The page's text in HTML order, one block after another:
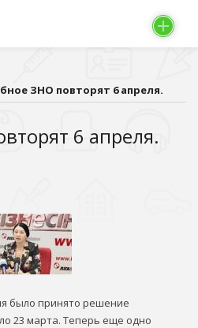
ЗНО повторят 6 апреля.
6 апреля.
было принято решение
23 марта. Теперь еще одно